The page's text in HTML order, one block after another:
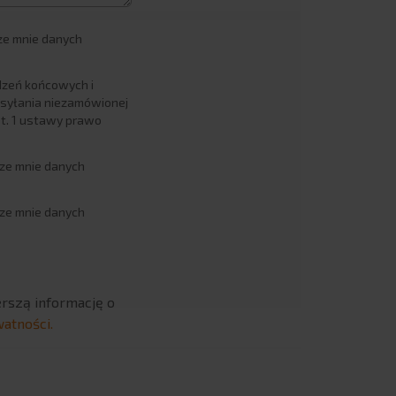
mnie danych
końcowych i
niezamówionej
1 ustawy prawo
mnie danych
mnie danych
informację o